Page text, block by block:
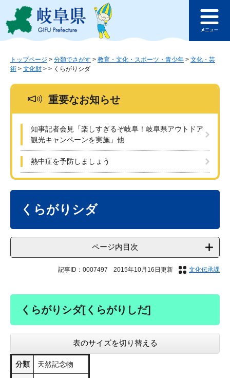
ジ
ュ
このページの本文へ
ュ
トップページ > 分類でさがす > 教育・文化・スポーツ・青少年 > 文化・芸
術 > 文化財 > > くらがりシダ
重要なお知らせ
知事記者会見「楽しすぎるぞ岐阜！岐阜県アウトドア
観光キャンペーンを実施」他
熱中症を予防しましょう
くらがりシダ
ページ内目次
記事ID：0007497 2015年10月16日更新 文化伝承課
くらがりシダ[くらがりしだ]
表のサイズを切り替える
分類 天然記念物